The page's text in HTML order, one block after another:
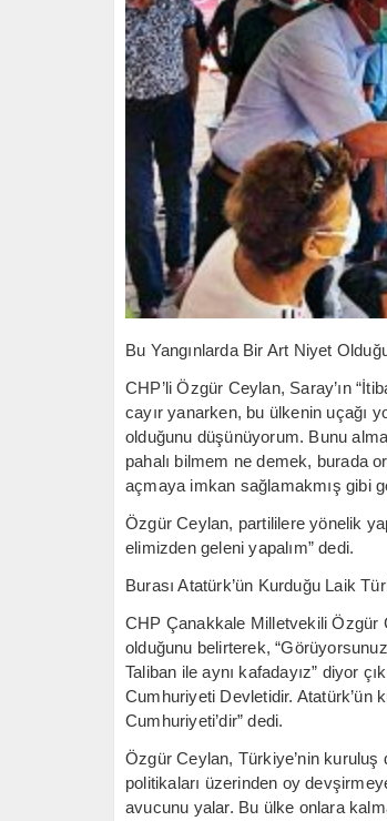
Bu Yangınlarda Bir Art Niyet
CHP’li Özgür Ceylan, Saray’ın
cayır yanarken, bu ülkenin uçağı
olduğunu düşünüyorum. Bunu
pahalı bilmem ne demek, burada
açmaya imkan sağlamakmış gibi
Özgür Ceylan, partililere yönelik
elimizden geleni yapalım” dedi.
Burası Atatürk’ün Kurduğu Laik
CHP Çanakkale Milletvekili Özgür
olduğunu belirterek,
Taliban ile aynı kafadayız” diyor
Cumhuriyeti Devletidir. Atatürk’ün
Cumhuriyeti’dir” dedi.
Özgür Ceylan, Türkiye’nin kuruluş
politikaları üzerinden oy
avucunu yalar. Bu ülke onlara